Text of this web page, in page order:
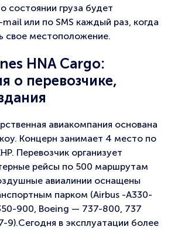
состоянии груза будет
или по SMS каждый раз, когда
свое местоположение.
HNA Cargo:
о перевозчике,
авиакомпания основана
Концерн занимает 4 место по
Перевозчик организует
рейсы по 500 маршрутам
авиалинии оснащены
парком (Airbus -A330-
900, Boeing — 737-800, 737
9).Сегодня в эксплуатации более